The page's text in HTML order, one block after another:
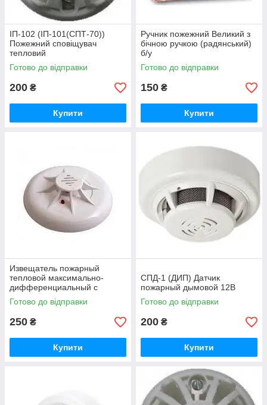
ІП-102 (ІП-101(СПТ-70))
Пожежний сповіщувач
тепловий
Готово до відправки
200 ₴
Купити
Ручник пожежний Великий з
бічною ручкою (радянський)
б/у
Готово до відправки
150 ₴
Купити
Извещатель пожарный
тепловой максимально-
дифференциальный с
индикацией дежурного
режима ТПТ-4
Готово до відправки
250 ₴
Купити
CПД-1 (ДИП) Датчик
пожарный дымовой 12В
Готово до відправки
200 ₴
Купити